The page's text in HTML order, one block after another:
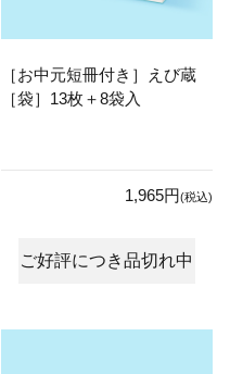
［お中元短冊付き］えび蔵
［袋］13枚＋8袋入
1,965円(税込)
ご好評につき品切れ中